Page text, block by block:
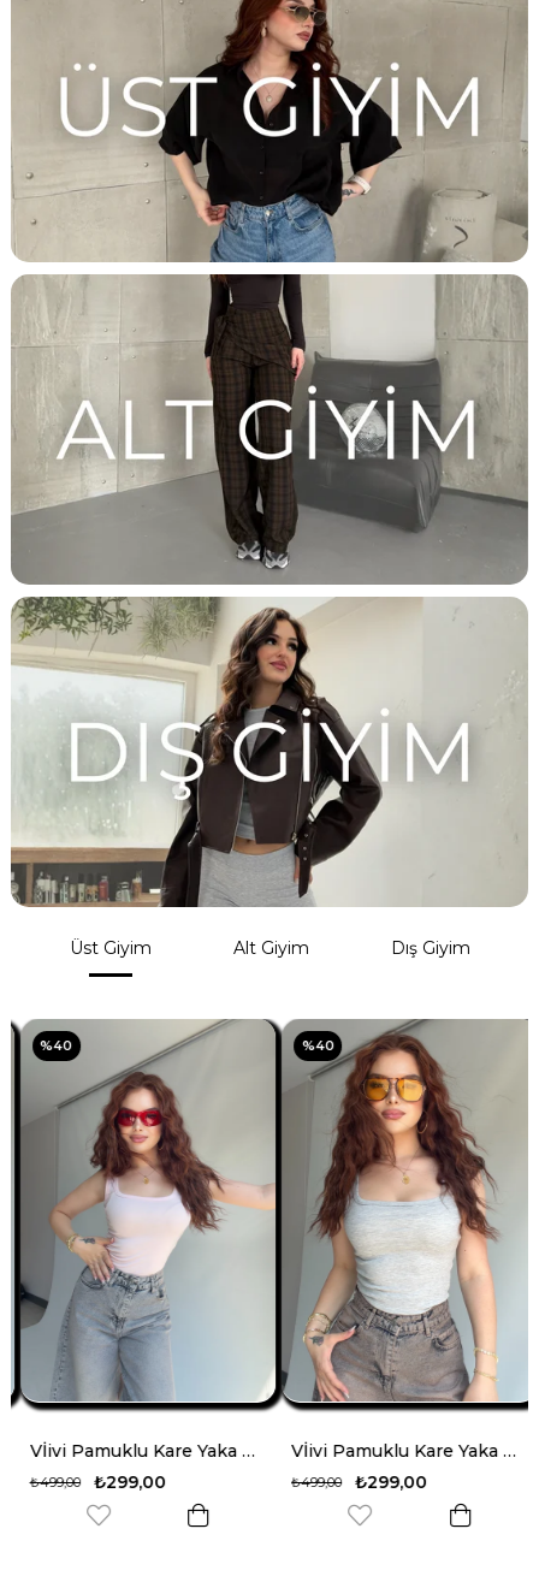
Üst Giyim Alt Giyim Dış Giyim
Vİivi Pamuklu Kare Yaka Atlet Pembe
₺299,00
₺499,00
%40
Vİivi Pamuklu Kare Yaka Atlet Gri
₺299,00
₺499,00
%40